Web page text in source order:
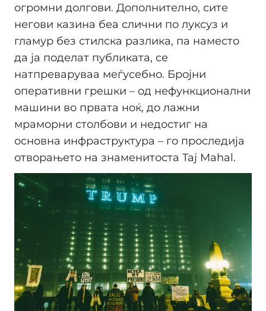
огромни долгови. Дополнително, сите
негови казина беа слични по луксуз и
гламур без стилска разлика, па наместо
да ја поделат публиката, се
натпреваруваа меѓусебно. Бројни
оперативни грешки – од нефункционални
машини во првата ноќ, до лажни
мраморни столбови и недостиг на
основна инфраструктура – го проследија
отворањето на знаменитоста Taj Mahal.